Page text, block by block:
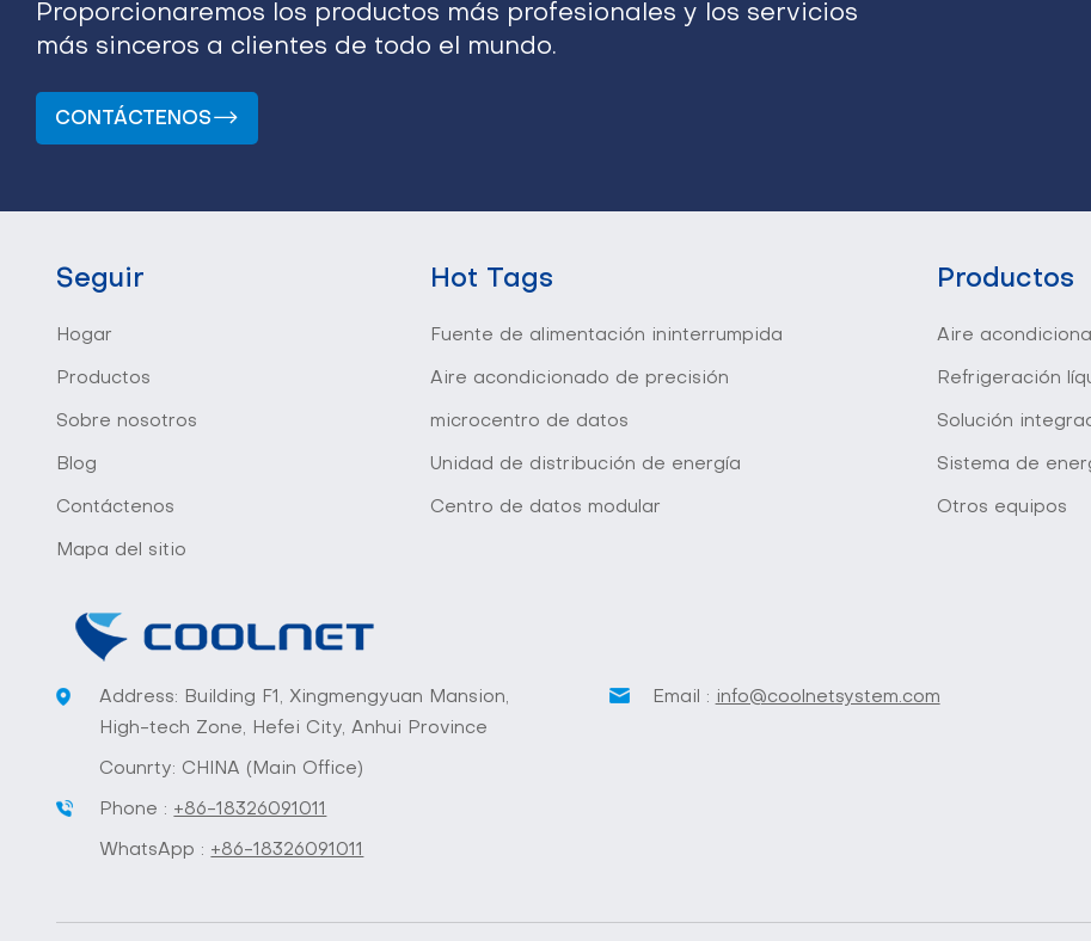
Proporcionaremos los productos más profesionales y los servicios
más sinceros a clientes de todo el mundo.
CONTÁCTENOS
Seguir
Hogar
Productos
Sobre nosotros
Blog
Contáctenos
Mapa del sitio
Hot Tags
Fuente de alimentación ininterrumpida
Aire acondicionado de precisión
microcentro de datos
Unidad de distribución de energía
Centro de datos modular
Productos
Aire
Refrigeración
Solución
Sistema de
Otros equipos
Address: Building F1, Xingmengyuan Mansion,
High-tech Zone, Hefei City, Anhui Province
Counrty: CHINA (Main Office)
Phone : +86-18326091011
WhatsApp : +86-18326091011
Email : info@coolnetsystem.com